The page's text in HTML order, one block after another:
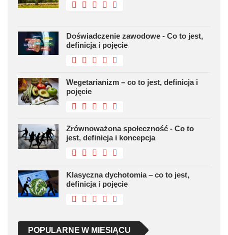
Doświadczenie zawodowe - Co to jest,
definicja i pojęcie
Wegetarianizm – co to jest, definicja i
pojęcie
Zrównoważona społeczność - Co to
jest, definicja i koncepcja
Klasyczna dychotomia – co to jest,
definicja i pojęcie
POPULARNE W MIESIĄCU